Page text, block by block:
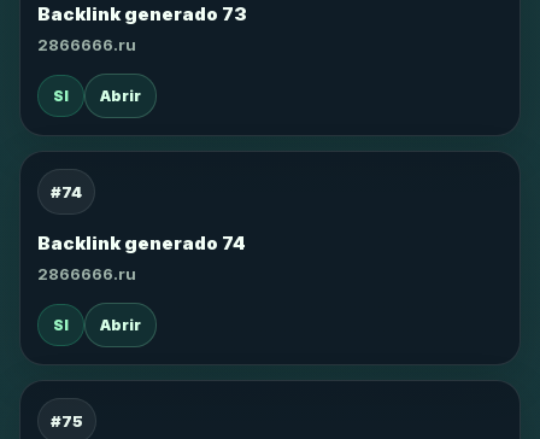
Backlink generado 73
2866666.ru
SI Abrir
#74
Backlink generado 74
2866666.ru
SI Abrir
#75